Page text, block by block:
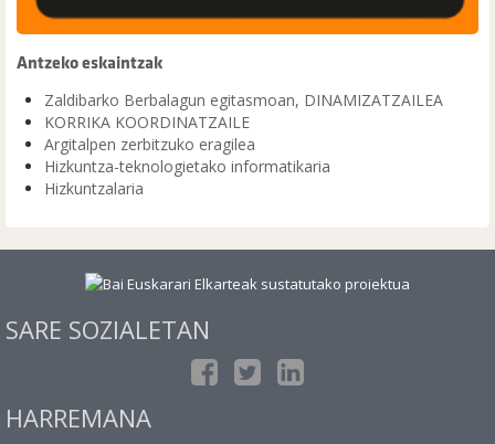
Antzeko eskaintzak
Zaldibarko Berbalagun egitasmoan, DINAMIZATZAILEA
KORRIKA KOORDINATZAILE
Argitalpen zerbitzuko eragilea
Hizkuntza-teknologietako informatikaria
Hizkuntzalaria
SARE SOZIALETAN
HARREMANA